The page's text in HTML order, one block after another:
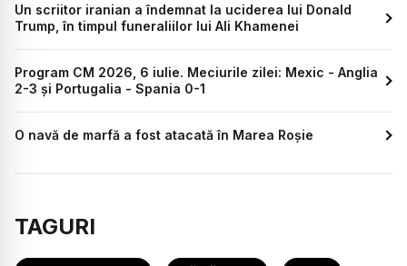
Un scriitor iranian a îndemnat la uciderea lui Donald
Trump, în timpul funeraliilor lui Ali Khamenei
Program CM 2026, 6 iulie. Meciurile zilei: Mexic - Anglia
2-3 și Portugalia - Spania 0-1
O navă de marfă a fost atacată în Marea Roșie
TAGURI